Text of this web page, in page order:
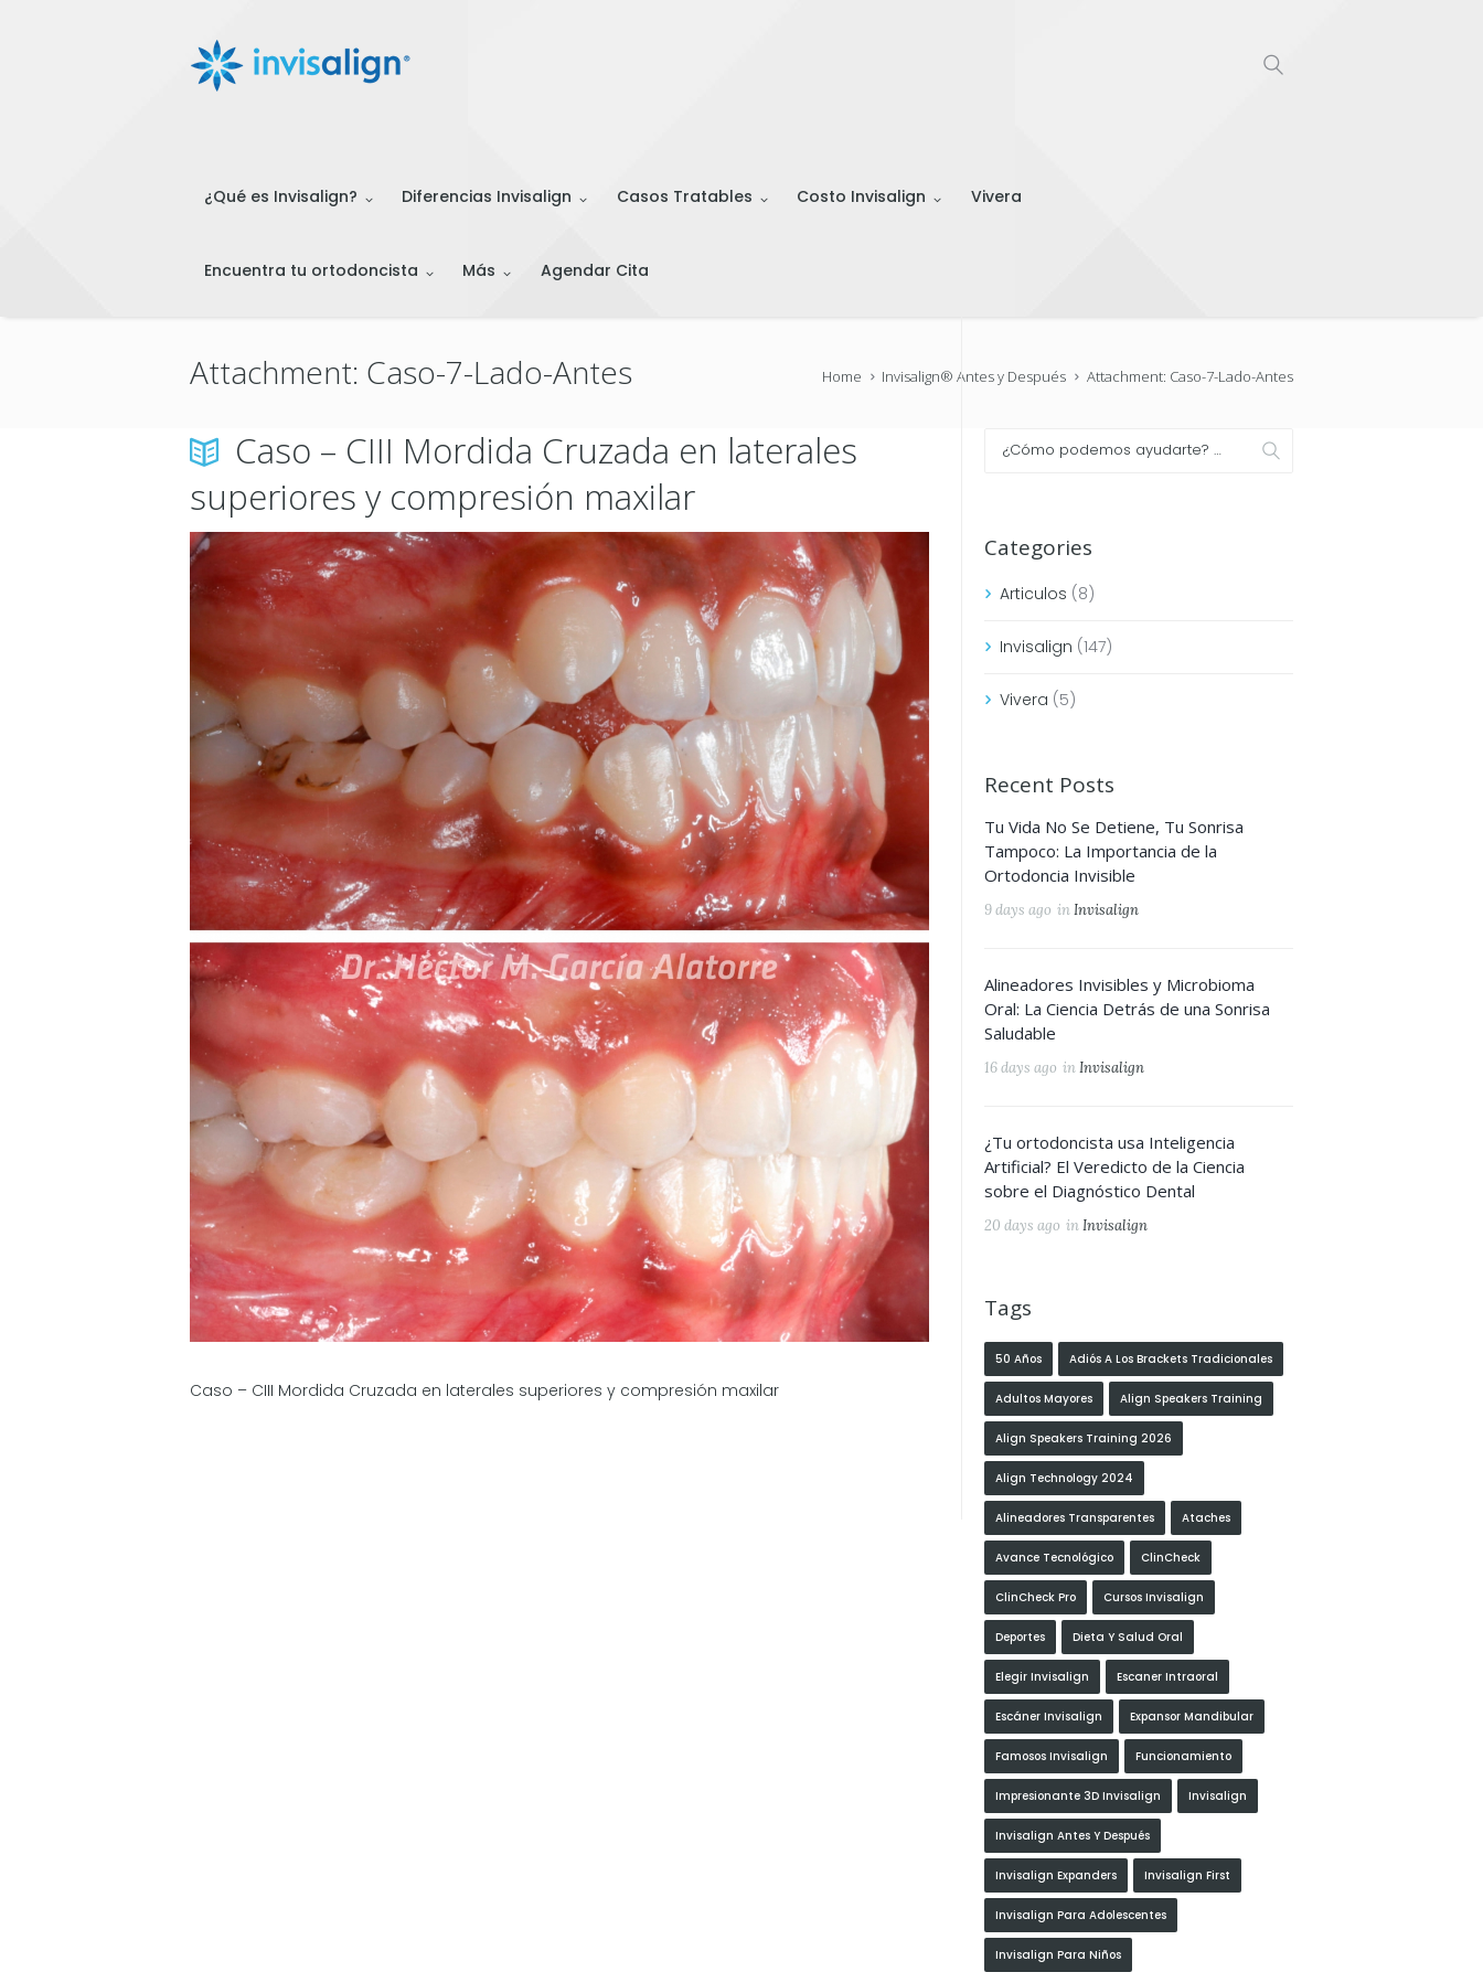
¿Qué es Invisalign? Diferencias Invisalign Casos Tratables Costo Invisalign Vivera
Encuentra tu ortodoncista Más Agendar Cita
Attachment: Caso-7-Lado-Antes Home Invisalign® Antes y Después Attachment: Caso-7-Lado-Antes
Caso – CIII Mordida Cruzada en laterales
superiores y compresión maxilar
Caso – CIII Mordida Cruzada en laterales superiores y compresión maxilar
Categories
Articulos (8)
Invisalign (147)
Vivera (5)
Recent Posts
Tu Vida No Se Detiene, Tu Sonrisa
Tampoco: La Importancia de la
Ortodoncia Invisible
9 days ago inInvisalign
Alineadores Invisibles y Microbioma
Oral: La Ciencia Detrás de una Sonrisa
Saludable
16 days ago inInvisalign
¿Tu ortodoncista usa Inteligencia
Artificial? El Veredicto de la Ciencia
sobre el Diagnóstico Dental
20 days ago inInvisalign
Tags
50 Años Adiós A Los Brackets Tradicionales
Adultos Mayores Align Speakers Training
Align Speakers Training 2026
Align Technology 2024
Alineadores Transparentes Ataches
Avance Tecnológico ClinCheck
ClinCheck Pro Cursos Invisalign
Deportes Dieta Y Salud Oral
Elegir Invisalign Escaner Intraoral
Escáner Invisalign Expansor Mandibular
Famosos Invisalign Funcionamiento
Impresionante 3D Invisalign Invisalign
Invisalign Antes Y Después
Invisalign Expanders Invisalign First
Invisalign Para Adolescentes
Invisalign Para Niños